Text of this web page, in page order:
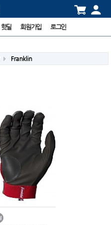
핫딜 회원가입 로그인
Franklin